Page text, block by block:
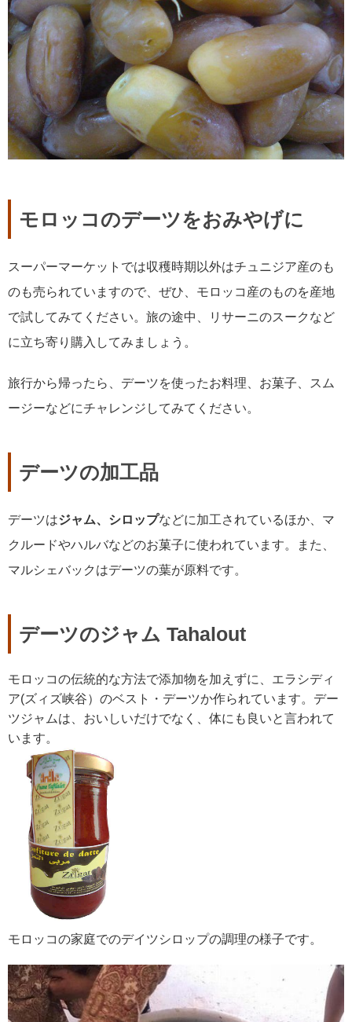
モロッコのデーツをおみやげに
スーパーマーケットでは収穫時期以外はチュニジア産のも
のも売られていますので、ぜひ、モロッコ産のものを産地
で試してみてください。旅の途中、リサーニのスークなど
に立ち寄り購入してみましょう。
旅行から帰ったら、デーツを使ったお料理、お菓子、スム
ージーなどにチャレンジしてみてください。
デーツの加工品
デーツはジャム、シロップなどに加工されているほか、マ
クルードやハルバなどのお菓子に使われています。また、
マルシェバックはデーツの葉が原料です。
デーツのジャム Tahalout
モロッコの伝統的な方法で添加物を加えずに、エラシディ
ア(ズィズ峡谷）のベスト・デーツか作られています。デー
ツジャムは、おいしいだけでなく、体にも良いと言われて
います。
モロッコの家庭でのデイツシロップの調理の様子です。